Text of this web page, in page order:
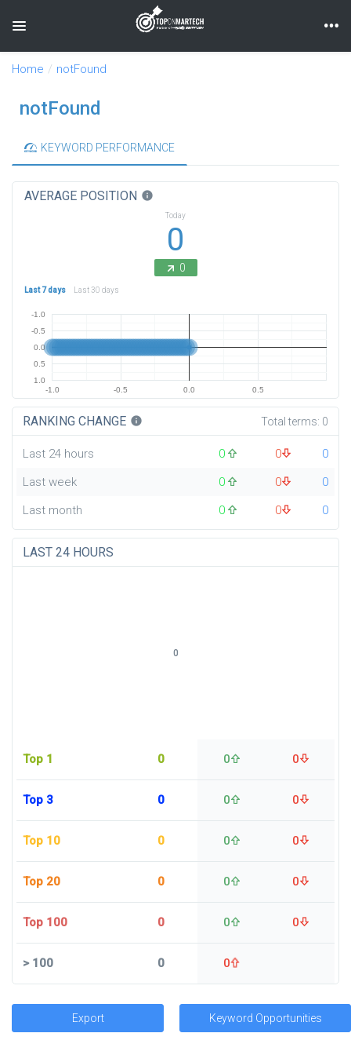
Toggle navigation
Home notFound
notFound
KEYWORD PERFORMANCE
AVERAGE POSITION info
Today
0
0
Last 7 days Last 30 days
-1.0 -0.5 0.0 0.5
-1.0
-0.5
0.0
0.5
1.0
RANKING CHANGE info Total terms: 0
Last 24 hours 0 0
0
Last week
0 0
0
Last month
0 0 0
LAST 24 HOURS
Top 1 0 0 0
Top 3 0 0 0
Top 10 0 0 0
Top 20 0 0 0
Top 100 0 0 0
>100 0 0
0
Export Keyword Opportunities